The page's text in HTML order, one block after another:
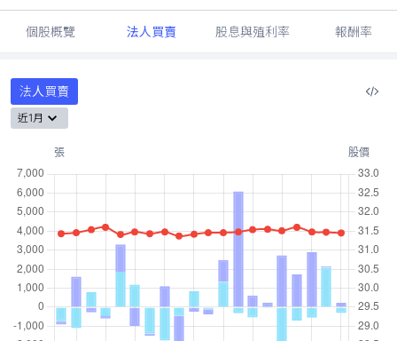
個股概覽 法人買賣 股息與殖利率 報酬率
法人買賣
近1月